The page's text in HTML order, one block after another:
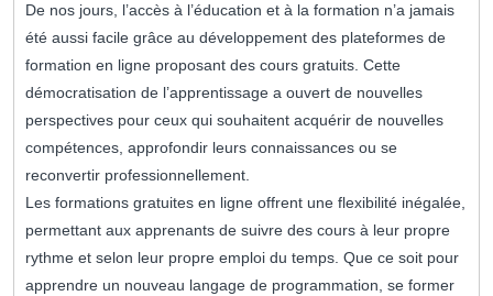
De nos jours, l’accès à l’éducation et à la formation n’a jamais
été aussi facile grâce au développement des plateformes de
formation en ligne proposant des cours gratuits. Cette
démocratisation de l’apprentissage a ouvert de nouvelles
perspectives pour ceux qui souhaitent acquérir de nouvelles
compétences, approfondir leurs connaissances ou se
reconvertir professionnellement.
Les formations gratuites en ligne offrent une flexibilité inégalée,
permettant aux apprenants de suivre des cours à leur propre
rythme et selon leur propre emploi du temps. Que ce soit pour
apprendre un nouveau langage de programmation, se former